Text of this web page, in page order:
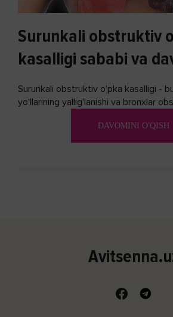
Surunkali obstruktiv
kasalligi sababi va
Surunkali obstruktiv o'pka kasalligi -
yo'llarining yallig'lanishi va bronxlar
DAVOMINI O'QISH